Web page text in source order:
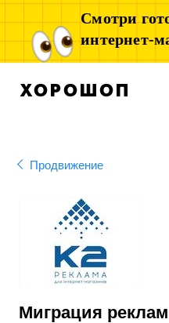
Смотри
интернет-
Продвижение
Миграция